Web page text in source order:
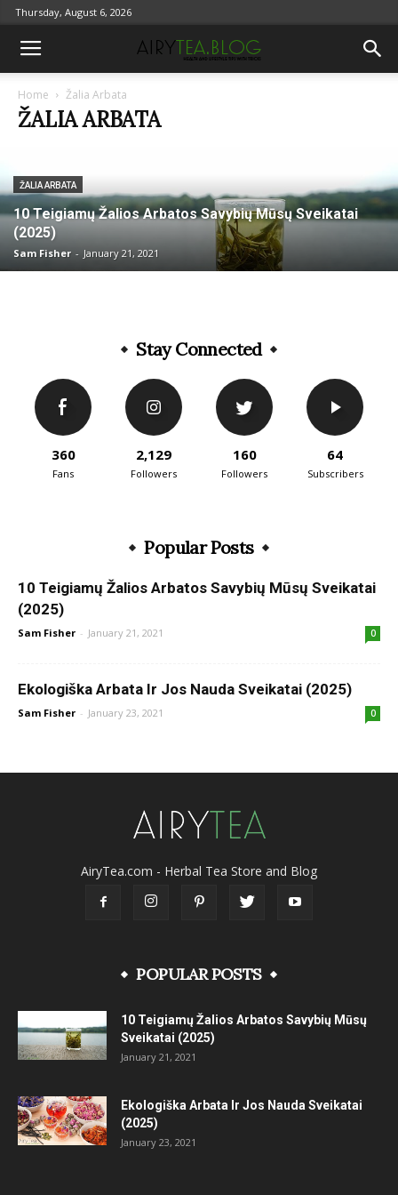
Thursday, August 6, 2026
Home Žalia Arbata
ŽALIA ARBATA
ŽALIA ARBATA
10 Teigiamų Žalios Arbatos Savybių Mūsų Sveikatai
(2025)
Sam Fisher - January 21, 2021
Stay Connected
360
Fans
2,129
Followers
160
Followers
64
Subscribers
Popular Posts
10 Teigiamų Žalios Arbatos Savybių Mūsų Sveikatai
(2025)
Sam Fisher - January 21, 2021 0
Ekologiška Arbata Ir Jos Nauda Sveikatai (2025)
Sam Fisher - January 23, 2021 0
AiryTea.com - Herbal Tea Store and Blog
POPULAR POSTS
10 Teigiamų Žalios Arbatos Savybių Mūsų
Sveikatai (2025)
January 21, 2021
Ekologiška Arbata Ir Jos Nauda Sveikatai
(2025)
January 23, 2021